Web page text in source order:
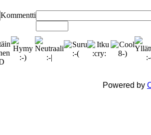
Kommentti
Powered by